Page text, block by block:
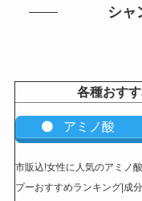
シャ
各種おす
アミノ
市販込!女性に人気のアミノ
プーおすすめランキング|成